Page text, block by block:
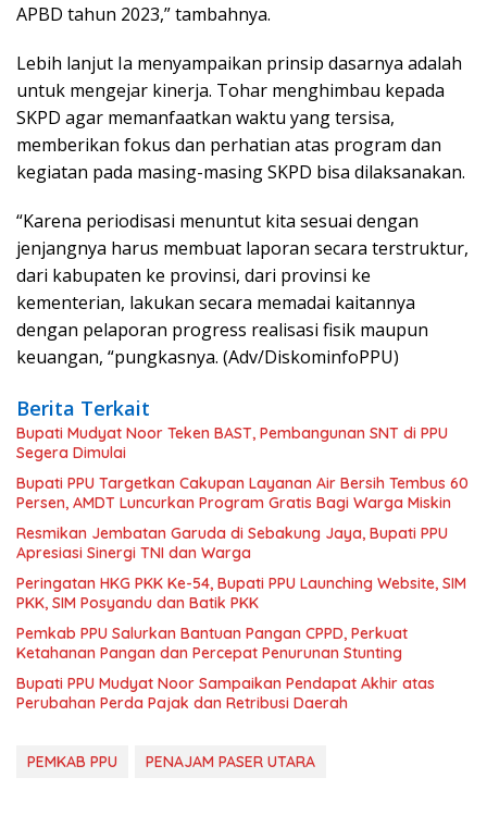
APBD tahun 2023,” tambahnya.
Lebih lanjut Ia menyampaikan prinsip dasarnya adalah
untuk mengejar kinerja. Tohar menghimbau kepada
SKPD agar memanfaatkan waktu yang tersisa,
memberikan fokus dan perhatian atas program dan
kegiatan pada masing-masing SKPD bisa dilaksanakan.
“Karena periodisasi menuntut kita sesuai dengan
jenjangnya harus membuat laporan secara terstruktur,
dari kabupaten ke provinsi, dari provinsi ke
kementerian, lakukan secara memadai kaitannya
dengan pelaporan progress realisasi fisik maupun
keuangan, “pungkasnya. (Adv/DiskominfoPPU)
Berita Terkait
Bupati Mudyat Noor Teken BAST, Pembangunan SNT di PPU
Segera Dimulai
Bupati PPU Targetkan Cakupan Layanan Air Bersih Tembus 60
Persen, AMDT Luncurkan Program Gratis Bagi Warga Miskin
Resmikan Jembatan Garuda di Sebakung Jaya, Bupati PPU
Apresiasi Sinergi TNI dan Warga
Peringatan HKG PKK Ke-54, Bupati PPU Launching Website, SIM
PKK, SIM Posyandu dan Batik PKK
Pemkab PPU Salurkan Bantuan Pangan CPPD, Perkuat
Ketahanan Pangan dan Percepat Penurunan Stunting
Bupati PPU Mudyat Noor Sampaikan Pendapat Akhir atas
Perubahan Perda Pajak dan Retribusi Daerah
PEMKAB PPU PENAJAM PASER UTARA